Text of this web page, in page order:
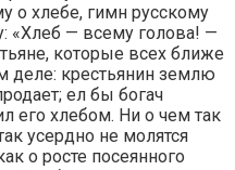
о хлебе, гимн русскому
«Хлеб — всему голова! —
которые всех ближе
деле: крестьянин землю
ел бы богач
его хлебом. Ни о чем так
усердно не молятся
о росте посеянного